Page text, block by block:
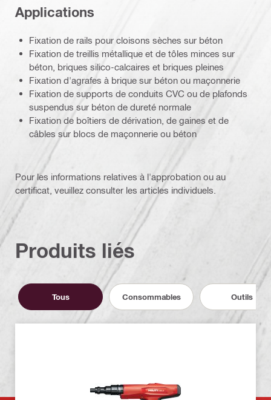
Applications
Fixation de rails pour cloisons sèches sur béton
Fixation de treillis métallique et de tôles minces sur
béton, briques silico-calcaires et briques pleines
Fixation d'agrafes à brique sur béton ou maçonnerie
Fixation de supports de conduits CVC ou de plafonds
suspendus sur béton de dureté normale
Fixation de boîtiers de dérivation, de gaines et de
câbles sur blocs de maçonnerie ou béton
Pour les informations relatives à l'approbation ou au
certificat, veuillez consulter les articles individuels.
Produits liés
Tous Consommables Outils